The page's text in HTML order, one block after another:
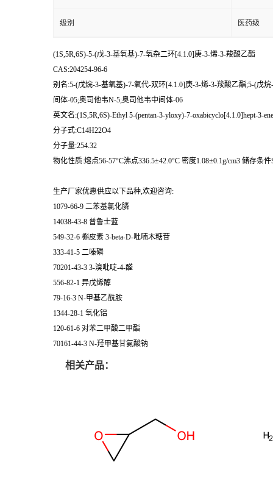
级别 医药级
(1S,5R,6S)-5-(戊-3-基氧基)-7-氧杂二环[4.1.0]庚-3-烯-3-羧酸乙酯
CAS:204254-96-6
别名:5-(戊烷-3-基氧基)-7-氧代-双环[4.1.0]庚-3-烯-3-羧酸乙酯;5-(戊
间体-05;奥司他韦N-5;奥司他韦中间体-06
英文名:(1S,5R,6S)-Ethyl 5-(pentan-3-yloxy)-7-oxabicyclo[4.1.0]hept-3-
分子式:C14H22O4
分子量:254.32
物化性质:熔点56-57°C沸点336.5±42.0°C 密度1.08±0.1g/cm3 储存条
生产厂家优惠供应以下品种,欢迎咨询:
1079-66-9 二苯基氯化膦
14038-43-8 普鲁士蓝
549-32-6 槲皮素 3-beta-D-吡喃木糖苷
333-41-5 二嗪磷
70201-43-3 3-溴吡啶-4-醛
556-82-1 异戊烯醇
79-16-3 N-甲基乙酰胺
1344-28-1 氧化铝
120-61-6 对苯二甲酸二甲酯
70161-44-3 N-羟甲基甘氨酸钠
相关产品：